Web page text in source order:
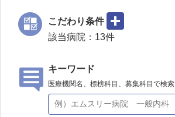
こだわり条件
該当病院： 13件
キーワード
医療機関名、標榜科目、募集科目で検索